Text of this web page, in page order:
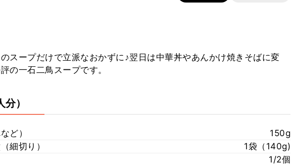
スープだけで立派なおかずに♪翌日は中華丼やあんかけ焼きそばに変
の一石二鳥スープです。
分）
ど）
150g
細切り）
1袋（140g)
1/2個